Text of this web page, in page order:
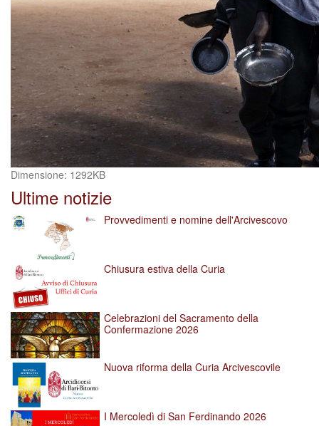
Clicca
per
vedere
l'immagine
alle
dimensioni
originali…
Dimensione: 1292KB
Ultime notizie
Provvedimenti e nomine dell'Arcivescovo
Chiusura estiva della Curia
Celebrazioni del Sacramento della
Confermazione 2026
Nuova riforma della Curia Arcivescovile
I Mercoledì di San Ferdinando 2026